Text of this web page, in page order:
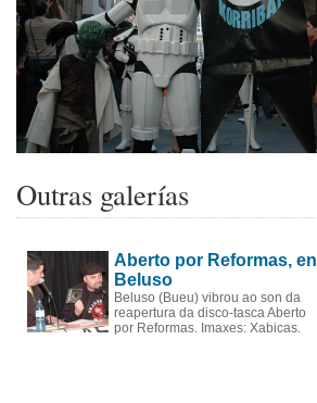
Outras galerías
Aberto por Reformas, en
Beluso
Beluso (Bueu) vibrou ao son da
reapertura da disco-tasca Aberto
por Reformas. Imaxes: Xabicas.